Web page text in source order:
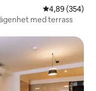
4,89 av 5 i
4,89 (354)
med terrass